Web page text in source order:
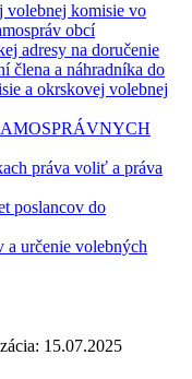
volebnej komisie vo
obcí
adresy na doručenie
člena a náhradníka do
a okrskovej volebnej
práva voliť a práva
poslancov do
určenie volebných
15.07.2025